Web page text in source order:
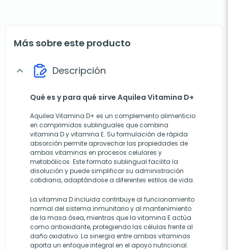
Más sobre este producto
expand_more Descripción
Qué es y para qué sirve Aquilea Vitamina D+
Aquilea Vitamina D+ es un complemento alimenticio
en comprimidos sublinguales que combina
vitamina D y vitamina E. Su formulación de rápida
absorción permite aprovechar las propiedades de
ambas vitaminas en procesos celulares y
metabólicos. Este formato sublingual facilita la
disolución y puede simplificar su administración
cotidiana, adaptándose a diferentes estilos de vida.
La vitamina D incluida contribuye al funcionamiento
normal del sistema inmunitario y al mantenimiento
de la masa ósea, mientras que la vitamina E actúa
como antioxidante, protegiendo las células frente al
daño oxidativo. La sinergia entre ambas vitaminas
aporta un enfoque integral en el apoyo nutricional.